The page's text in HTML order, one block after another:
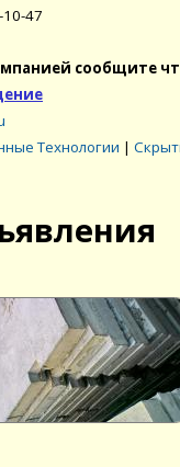
47
сообщите
Технологии |